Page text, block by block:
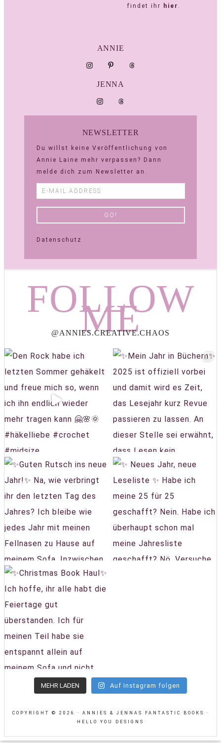
findet ihr
hier .
ANNIE
JENNA
NEWSLETTER
Du willst keine Veröffentlichung von
Annie Laine mehr verpassen? Dann
melde dich zum Newsletter an.
Datenschutz
FOLLOW
ME
@ANNIES.CREATIVE.CHAOS
MEHR LADEN Auf Instagram folgen
COPYRIGHT © 2026 · ANNIES & JENNAS FANTASTIC BOOKS ·
HELLO YOU DESIGNS